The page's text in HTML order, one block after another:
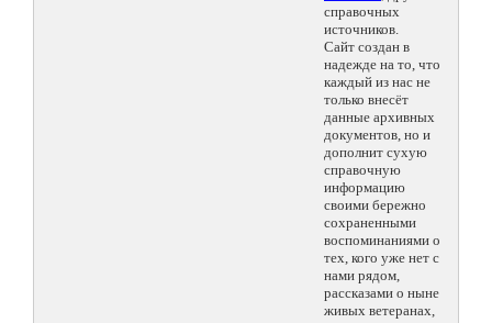
справочных
источников.
Сайт создан в
надежде на то, что
каждый из нас не
только внесёт
данные архивных
документов, но и
дополнит сухую
справочную
информацию
своими бережно
сохраненными
воспоминаниями о
тех, кого уже нет с
нами рядом,
рассказами о ныне
живых ветеранах,